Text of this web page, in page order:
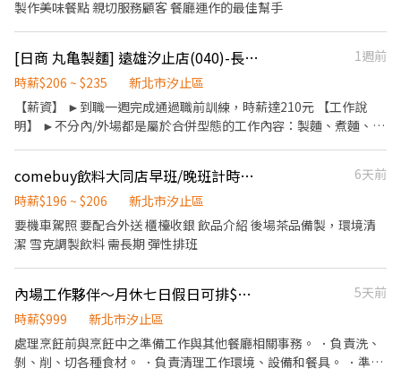
分析等專業知識 ▪升遷快速且制度完善，依努力及成果將有升遷加
薪的機會 ▪享有完善的福利制度，加班費為5分鐘為單位計算，
味平價壽司，致力成為頂尖品牌
製作美味餐點 親切服務顧客 餐廳運作的最佳幫手
[日商 丸亀製麵] 遠雄汐止店(040)-長期兼職人員/廚助/工讀生(彈性排班)
1週前
時薪$206 ~ $235
新北市汐止區
【薪資】 ►到職一週完成通過職前訓練，時薪達210元 【工作說
明】 ►不分內/外場都是屬於合併型態的工作內容：製麵、煮麵、製
時請於主管確認排班時間） 【薪資福利】 1. 提供員工餐 2. 國定假日
雙倍薪 3. 提供優秀同仁績效獎金 4. 久任獎金 5. 生日禮卷 6. 滿年資
享特休假 7.福委會福利補助 ★★多項福利歡迎您加入我們★★ 總是
提供好吃日式餐飲的公司 台灣東利多(丸亀製麵)
comebuy飲料大同店早班/晚班計時工讀
6天前
時薪$196 ~ $206
新北市汐止區
要機車駕照 要配合外送 櫃檯收銀 飲品介紹 後場茶品備製，環境清
潔 雪克調製飲料 需長期 彈性排班
內場工作夥伴～月休七日假日可排$36000全勤獎金三節
5天前
時薪$999
新北市汐止區
處理烹飪前與烹飪中之準備工作與其他餐廳相關事務。 ．負責洗、
剝、削、切各種食材。 ．負責清理工作環境、設備和餐具。 ．準備